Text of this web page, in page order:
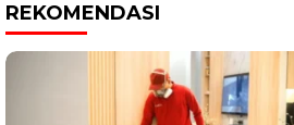
REKOMENDASI